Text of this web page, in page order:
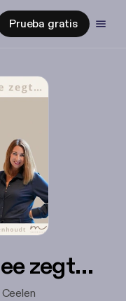
Prueba gratis
zegt…